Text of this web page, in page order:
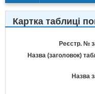
Картка таблиці
Реєстр. №
Назва (заголовок)
Назва